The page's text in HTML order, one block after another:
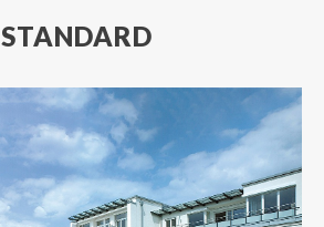
STANDARD